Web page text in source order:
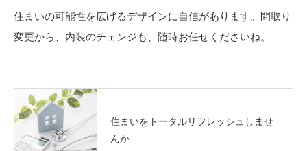
住まいの可能性を広げるデザインに自信があります。間取り
変更から、内装のチェンジも、随時お任せくださいね。
住まいをトータルリフレッシュしませ
んか